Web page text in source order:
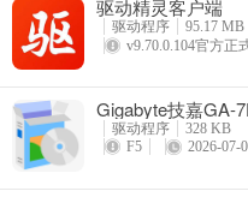
驱动精灵客户端
驱动程序
95.17 MB
v9.70.0.104官方正
Gigabyte技嘉GA-
驱动程序
328 KB
F5
2026-07-